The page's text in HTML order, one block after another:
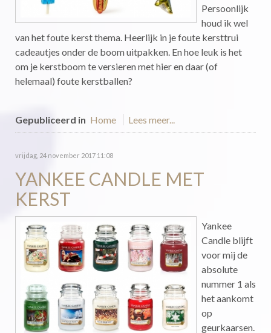
Persoonlijk
houd ik wel
van het foute kerst thema. Heerlijk in je foute kersttrui
cadeautjes onder de boom uitpakken. En hoe leuk is het
om je kerstboom te versieren met hier en daar (of
helemaal) foute kerstballen?
Gepubliceerd in Home Lees meer...
vrijdag, 24 november 2017 11:08
YANKEE CANDLE MET
KERST
Yankee
Candle blijft
voor mij de
absolute
nummer 1 als
het aankomt
op
geurkaarsen.